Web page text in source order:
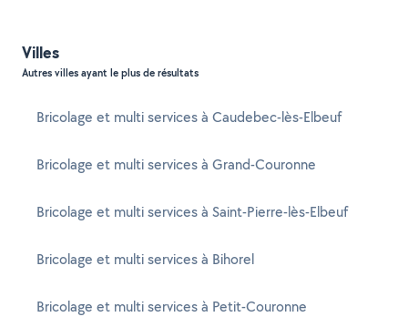
Villes
Autres villes ayant le plus de résultats
Bricolage et multi services à Caudebec-lès-Elbeuf
Bricolage et multi services à Grand-Couronne
Bricolage et multi services à Saint-Pierre-lès-Elbeuf
Bricolage et multi services à Bihorel
Bricolage et multi services à Petit-Couronne